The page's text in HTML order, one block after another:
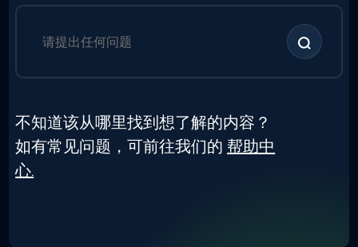
不知道该从哪里找到想了解的内容？
如有常见问题，可前往我们的帮助中
心.